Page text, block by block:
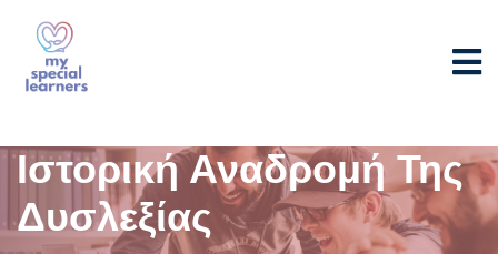
Ιστορική Αναδρομή Της
Δυσλεξίας